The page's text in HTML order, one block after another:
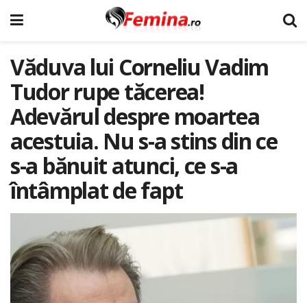
Văduva lui Corneliu Vadim
Tudor rupe tăcerea!
Adevărul despre moartea
acestuia. Nu s-a stins din ce
s-a bănuit atunci, ce s-a
întâmplat de fapt